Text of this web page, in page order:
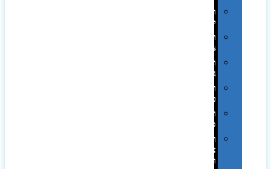
תיקים
לכנסים
תיקי
Swiss
תיקי
תיקי
טיולים
תיקי
ספורט
תיקי
ומכתביות